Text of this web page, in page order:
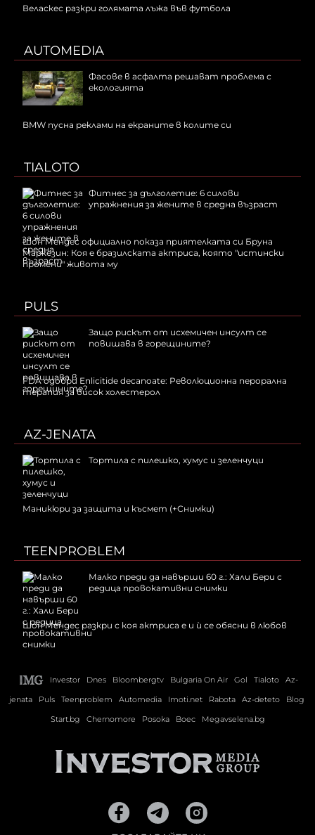
Веласкес разкри голямата лъжа във футбола
AUTOMEDIA
Фасове в асфалта решават проблема с
екологията
BMW пусна реклами на екраните в колите си
TIALOTO
Фитнес за дълголетие: 6 силови
упражнения за жените в средна възраст
Шон Мендес официално показа приятелката си Бруна
Маркезин: Коя е бразилската актриса, която "истински
промени" живота му
PULS
Защо рискът от исхемичен инсулт се
повишава в горещините?
FDA одобри Еnlicitide decanoate: Революционна перорална
терапия за висок холестерол
AZ-JENATA
Тортила с пилешко, хумус и зеленчуци
Маникюри за защита и късмет (+Снимки)
TEENPROBLEM
Малко преди да навърши 60 г.: Хали Бери с
редица провокативни снимки
Шон Мендес разкри с коя актриса е и ѝ се обясни в любов
Investor Dnes Bloombergtv Bulgaria On Air Gol Tialoto
Az-
jenata
Puls Teenproblem Automedia Imoti.net Rabota Az-deteto
Blog
Start.bg
Chernomore Posoka Boec Megavselena.bg